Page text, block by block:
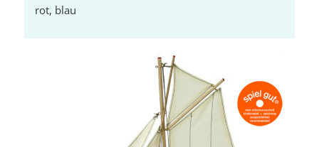
rot, blau